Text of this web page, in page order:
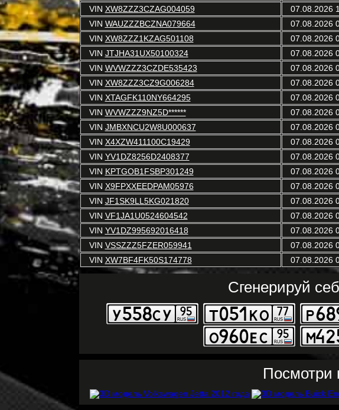
VIN XW8ZZZ3CZAG004059 07.08.2026
VIN WAUZZZBCZNA079664 07.08.2026
VIN XW8ZZZ1KZAG501108 07.08.2026
VIN JTJHA31UX50100324 07.08.2026
VIN WVWZZZ3CZDE535423 07.08.2026
VIN XW8ZZZ3CZ9G006284 07.08.2026
VIN XTAGFK110NY664295 07.08.2026
VIN WVWZZZ9NZ5D****** 07.08.2026
VIN JMBXNCU2W8U000637 07.08.2026
VIN X4XZW411100C19429 07.08.2026
VIN YV1DZ8256D2408377 07.08.2026
VIN KPTGOB1FSBP301249 07.08.2026
VIN X9FPXXEEDPAM05976 07.08.2026
VIN JF1SK9LL5KG021820 07.08.2026
VIN VF1JA1U0524604542 07.08.2026
VIN YV1DZ995692016418 07.08.2026
VIN VSSZZZ5FZER059941 07.08.2026
VIN XW7BF4FK50S174778 07.08.2026
Сгенерируй
Посмотри